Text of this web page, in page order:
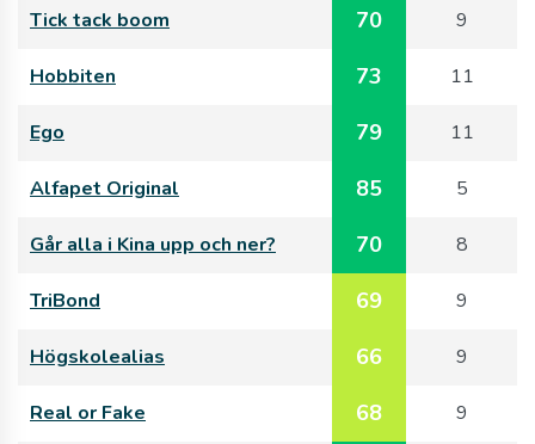
Tick tack boom 70 9
Hobbiten 73 11
Ego 79 11
Alfapet Original 85 5
Går alla i Kina upp och ner? 70 8
TriBond 69 9
Högskolealias 66 9
Real or Fake 68 9